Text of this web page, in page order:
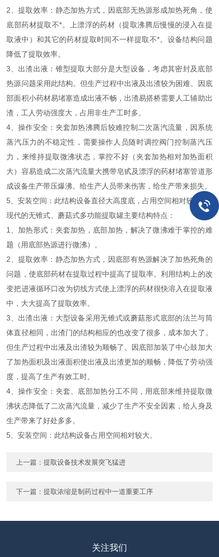
2、提取效率：静态加热方式，因底部无热源形成加热死角，使
底部药材提取不*。上漂浮的药材（提取沸腾后慢慢的浸入在提
取液中）和其它的药材提取时间不一样提取不*。设备结构问题
降低了提取效率。
3、出渣出液：锥型提取大部分是大型设备，考虑其密封及底部
热源问题采用此结构。但生产过程中出液及出渣较为困难。因底
部面积小药材易堵塞造成出液不畅，出渣易搭桥需要人工辅助出
渣，工人劳动强度大，占用非生产工时多。
4、操作安全：夹套加热沸腾后较难控制二次蒸汽流量，因系统
蒸汽压力的不稳定性，需要操作人员随时调控阀门控制蒸汽压
力，来维持提取微沸状态，掌控不好（夹套加热相对加热面积
大）容易造成二次蒸汽流量大携带皂甙及漂浮的药材堵塞管道形
成设备生产带压爆沸。给生产人员带来伤害，给生产带来损失。
5、安装空间：此结构设备直径大高度底，占用空间相对较小。
现代的无锥式、蘑菇式多功能提取罐主要结构特点：
1、加热形式：夹套加热，底部加热，解决了微沸难于掌控的难
题（用底部热源进行微沸）。
2、提取效率：静态加热方式，因底部有热源解决了加热死角的
问题，使底部药材在提取过程中提高了提取率。利用结构上的改
变把进液循环口改为切线方式使上漂浮的药材很快溶入在提取液
中，大大提高了提取效率。
3、出渣出液：大型设备采用无锥式或蘑菇形式底部的法兰与筒
体直径相同，出渣门的结构相应的也改变了很多，成本加大了。
但生产过程中出液及出渣较为顺畅了。因底部加装了中心鼓加大
了加热面积及出液面积使出液及出渣更加的顺畅，降低了劳动强
度，提高了生产有效工时。
4、操作安全：夹套、底部加热分工不同，用底部来维持提取微
沸状态降低了二次蒸汽流量，减少了生产不安全因素，给人身及
生产带来了好处多多。
5、安装空间：此结构设备占用空间相对较大。
上一篇：提取设备技术发展突飞猛进
下一篇：提取浓缩是制药过程中一道重要工序
关注我们